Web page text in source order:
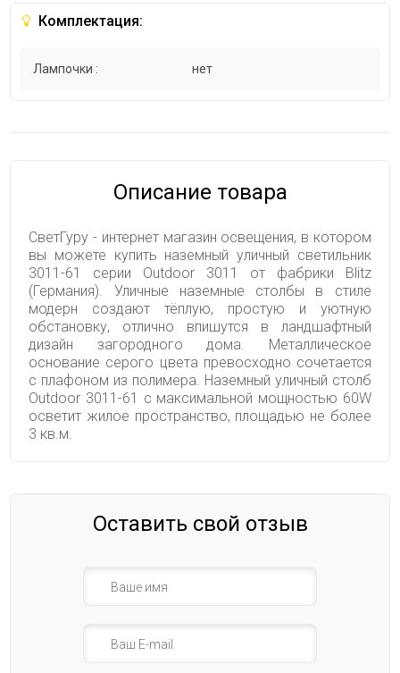
Комплектация:
Лампочки : нет
Описание товара
СветГуру - интернет магазин освещения, в котором
вы можете купить наземный уличный светильник
3011-61 серии Outdoor 3011 от фабрики Blitz
(Германия). Уличные наземные столбы в стиле
модерн создают тёплую, простую и уютную
обстановку, отлично впишутся в ландшафтный
дизайн загородного дома. Металлическое
основание серого цвета превосходно сочетается
с плафоном из полимера. Наземный уличный столб
Outdoor 3011-61 с максимальной мощностью 60W
осветит жилое пространство, площадью не более
3 кв.м.
Оставить свой отзыв